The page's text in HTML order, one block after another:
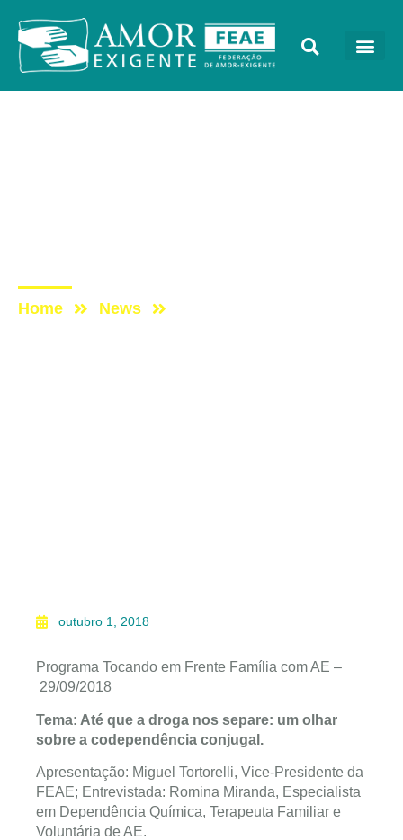
Home News
outubro 1, 2018
Programa Tocando em Frente Família com AE –
29/09/2018
Tema: Até que a droga nos separe: um olhar
sobre a codependência conjugal.
Apresentação: Miguel Tortorelli, Vice-Presidente da
FEAE; Entrevistada: Romina Miranda, Especialista
em Dependência Química, Terapeuta Familiar e
Voluntária de AE.